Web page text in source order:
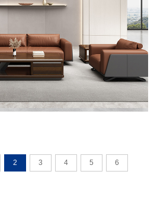
2 3 4 5 6